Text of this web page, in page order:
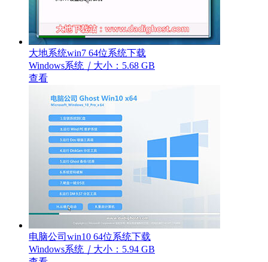
大地系统win7 64位系统下载
Windows系统 ｜ 大小：5.68 GB
查看
电脑公司win10 64位系统下载
Windows系统 ｜ 大小：5.94 GB